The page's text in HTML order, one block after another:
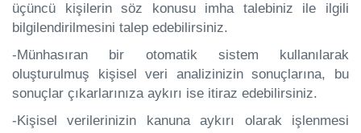
üçüncü kişilerin söz konusu imha talebiniz ile ilgili
bilgilendirilmesini talep edebilirsiniz.
-Münhasıran bir otomatik sistem kullanılarak
oluşturulmuş kişisel veri analizinizin sonuçlarına, bu
sonuçlar çıkarlarınıza aykırı ise itiraz edebilirsiniz.
-Kişisel verilerinizin kanuna aykırı olarak işlenmesi